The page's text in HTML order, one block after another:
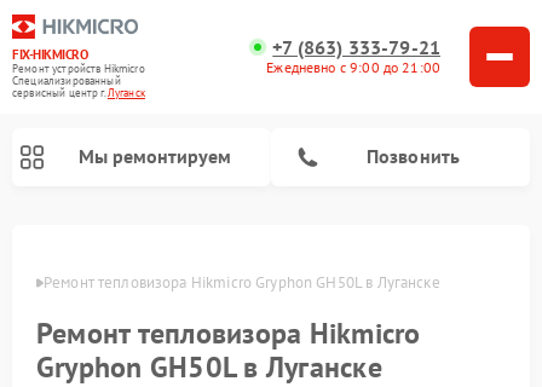
FIX-HIKMICRO
Ремонт устройств Hikmicro
Специализированный
cервисный центр г.Луганск
+7 (863) 333-79-21
Ежедневно с 9:00 до 21:00
Мы ремонтируем Позвонить
Ремонт тепловизора Hikmicro Gryphon GH50L в Луганске
Ремонт тепловизора Hikmicro
Gryphon GH50L в Луганске